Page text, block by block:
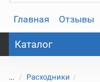
Главная Отзывы
Каталог
... Расходники